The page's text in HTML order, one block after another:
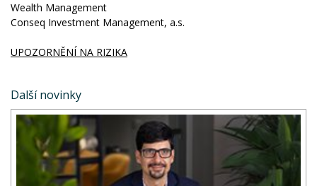
Wealth Management
Conseq Investment Management, a.s.
UPOZORNĚNÍ NA RIZIKA
Další novinky